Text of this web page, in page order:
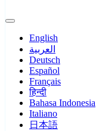
English
العربية
Deutsch
Español
Français
हिन्दी
Bahasa Indonesia
Italiano
日本語